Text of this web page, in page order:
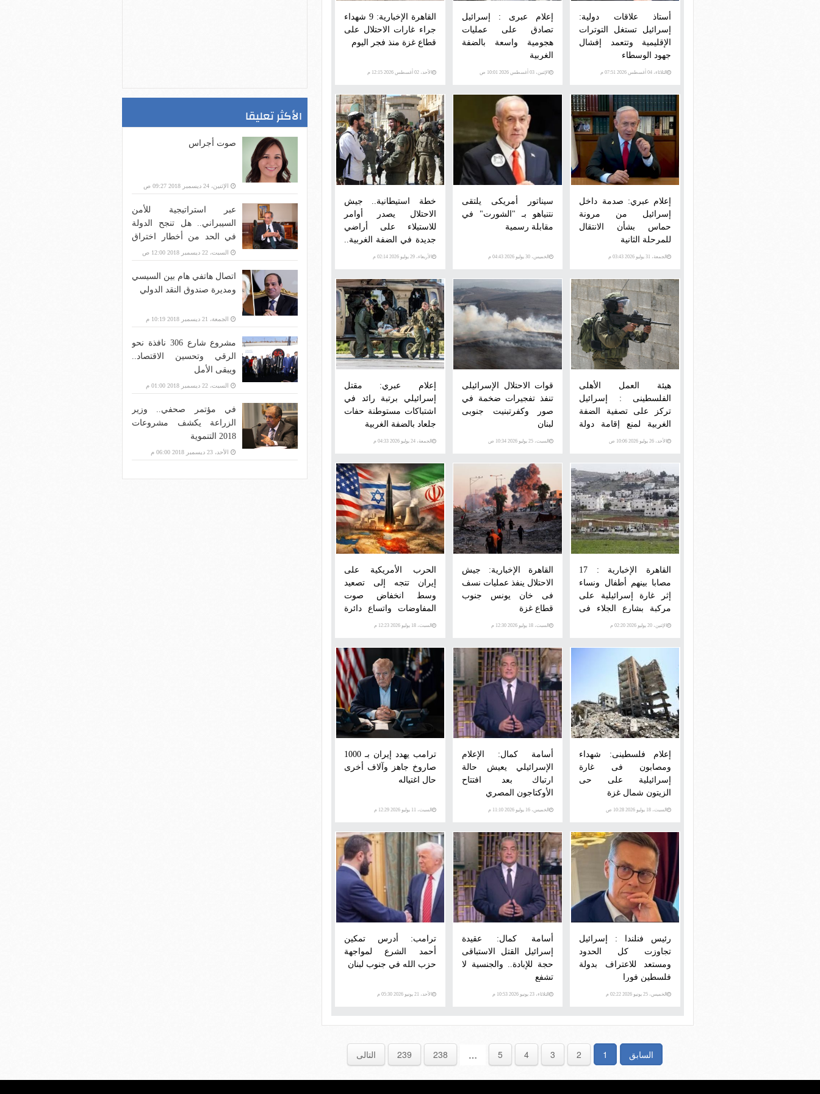
أستاذ علاقات دولية:
إسرائيل تستغل التوترات
الإقليمية وتتعمد إفشال
جهود الوسطاء
الثلاثاء، 04 أغسطس 2026 07:51 م
إعلام عبرى : إسرائيل
تصادق على عمليات
هجومية واسعة بالضفة
الغربية
الإثنين، 03 أغسطس 2026 10:01 ص
القاهرة الإخبارية: 9 شهداء
جراء غارات الاحتلال على
قطاع غزة منذ فجر اليوم
الأحد، 02 أغسطس 2026 12:15 م
إعلام عبري: صدمة داخل
إسرائيل من مرونة
حماس بشأن الانتقال
للمرحلة الثانية
الجمعة، 31 يوليو 2026 03:43 م
سيناتور أمريكى يلتقى
نتنياهو بـ "الشورت" في
مقابلة رسمية
الخميس، 30 يوليو 2026 04:43 م
خطة استيطانية.. جيش
الاحتلال يصدر أوامر
للاستيلاء على أراضي
جديدة في الضفة الغربية..
التفاصيل مع مراسلتنا
الأربعاء، 29 يوليو 2026 02:14 م
هيئة العمل الأهلى
الفلسطينى : إسرائيل
تركز على تصفية الضفة
الغربية لمنع إقامة دولة
فلسطينية
الأحد، 26 يوليو 2026 10:06 ص
قوات الاحتلال الإسرائيلى
تنفذ تفجيرات ضخمة في
صور وكفرتبنيت جنوبى
لبنان
السبت، 25 يوليو 2026 10:34 ص
إعلام عبري: مقتل
إسرائيلي برتبة رائد في
اشتباكات مستوطنة حفات
جلعاد بالضفة الغربية
الجمعة، 24 يوليو 2026 04:33 م
القاهرة الإخبارية : 17
مصابا بينهم أطفال ونساء
إثر غارة إسرائيلية على
مركبة بشارع الجلاء فى
غزةالإثنين، 20 يوليو 2026 02:20 م
القاهرة الإخبارية: جيش
الاحتلال ينفذ عمليات نسف
فى خان يونس جنوب
قطاع غزة
السبت، 18 يوليو 2026 12:30 م
الحرب الأمريكية على
إيران تتجه إلى تصعيد
وسط انخفاض صوت
المفاوضات واتساع دائرة
الصراع
السبت، 18 يوليو 2026 12:23 م
إعلام فلسطينى: شهداء
ومصابون فى غارة
إسرائيلية على حى
الزيتون شمال غزة
السبت، 18 يوليو 2026 10:28 ص
أسامة كمال: الإعلام
الإسرائيلي يعيش حالة
ارتباك بعد افتتاح
الأوكتاجون المصري
الخميس، 16 يوليو 2026 11:10 م
ترامب يهدد إيران بـ 1000
صاروخ جاهز وآلاف أخرى
حال اغتياله
السبت، 11 يوليو 2026 12:29 م
رئيس فنلندا : إسرائيل
تجاوزت كل الحدود
ومستعد للاعتراف بدولة
فلسطين فورا
الخميس، 25 يونيو 2026 02:22 م
أسامة كمال: عقيدة
إسرائيل القتل الاستباقى
حجة للإبادة.. والجنسية لا
تشفع
الثلاثاء، 23 يونيو 2026 10:53 م
ترامب: أدرس تمكين
أحمد الشرع لمواجهة
حزب الله في جنوب لبنان
الأحد، 21 يونيو 2026 05:30 م
السابق 1
2
3
4
5
…
238
239 التالى
الأكثر تعليقا
صوت أجراس
الإثنين، 24 ديسمبر 2018 09:27 ص
عبر استراتيجية للأمن
السيبراني.. هل تنجح الدولة
في الحد من أخطار اختراق
بنية الاتصالات؟
السبت، 22 ديسمبر 2018 12:00 ص
اتصال هاتفي هام بين السيسي
ومديرة صندوق النقد الدولي
الجمعة، 21 ديسمبر 2018 10:19 م
مشروع شارع 306 نافذة نحو
الرقي وتحسين الاقتصاد..
ويبقى الأمل
السبت، 22 ديسمبر 2018 01:00 م
في مؤتمر صحفي.. وزير
الزراعة يكشف مشروعات
2018 التنموية
الأحد، 23 ديسمبر 2018 06:00 م